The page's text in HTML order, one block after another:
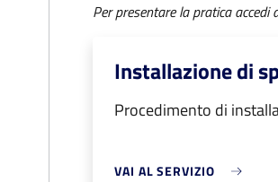
Per presentare la pratica accedi
Installazione di
Procedimento di
VAI AL SERVIZIO